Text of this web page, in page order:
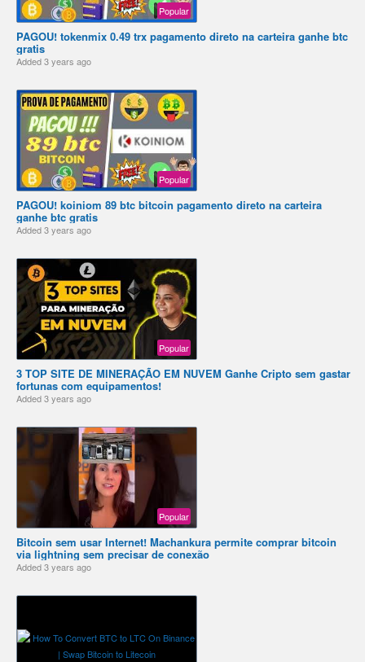
Popular
PAGOU! tokenmix 0.49 trx pagamento direto na carteira ganhe btc
gratis
Added3 years ago
Popular
PAGOU! koiniom 89 btc bitcoin pagamento direto na carteira
ganhe btc gratis
Added3 years ago
Popular
3 TOP SITE DE MINERAÇÃO EM NUVEM Ganhe Cripto sem gastar
fortunas com equipamentos!
Added3 years ago
Popular
Bitcoin sem usar Internet! Machankura permite comprar bitcoin
via lightning sem precisar de conexão
Added3 years ago